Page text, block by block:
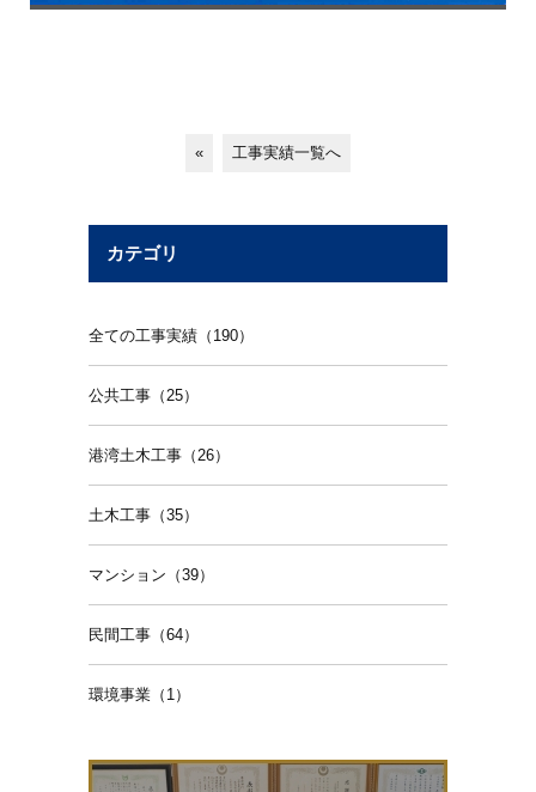
« 工事実績一覧へ
カテゴリ
全ての工事実績（190）
公共工事（25）
港湾土木工事（26）
土木工事（35）
マンション（39）
民間工事（64）
環境事業（1）